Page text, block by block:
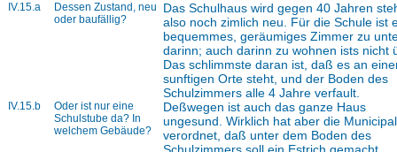
IV.15.a
Dessen Zustand, neu
oder baufällig?
Das Schulhaus wird gegen 40 Jahren
also noch zimlich neu. Für die Schule ist
bequemmes, geräumiges Zimmer zu
darinn; auch darinn zu wohnen ists nicht
Das schlimmste daran ist, daß es an
sunftigen Orte steht, und der Boden des
Schulzimmers alle 4 Jahre verfault.
Deßwegen ist auch das ganze Haus
ungesund. Wirklich hat aber die
verordnet, daß unter dem Boden des
IV.15.b
Oder ist nur eine
Schulstube da? In
welchem Gebäude?